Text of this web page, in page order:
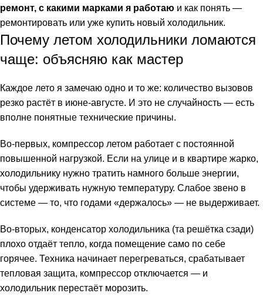
ремонт, с какими марками я работаю и как понять —
ремонтировать или уже купить новый холодильник.
Почему летом холодильники ломаются
чаще: объясняю как мастер
Каждое лето я замечаю одно и то же: количество вызовов
резко растёт в июне-августе. И это не случайность — есть
вполне понятные технические причины.
Во-первых, компрессор летом работает с постоянной
повышенной нагрузкой. Если на улице и в квартире жарко,
холодильнику нужно тратить намного больше энергии,
чтобы удерживать нужную температуру. Слабое звено в
системе — то, что годами «держалось» — не выдерживает.
Во-вторых, конденсатор холодильника (та решётка сзади)
плохо отдаёт тепло, когда помещение само по себе
горячее. Техника начинает перегреваться, срабатывает
тепловая защита, компрессор отключается — и
холодильник перестаёт морозить.